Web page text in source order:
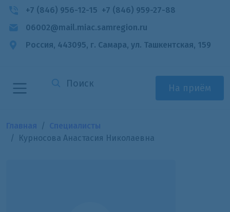
+7 (846) 956-12-15 +7 (846) 959-27-88
06002@mail.miac.samregion.ru
Россия, 443095, г. Самара, ул. Ташкентская, 159
На приём
Курносова Анастасия Николаевна